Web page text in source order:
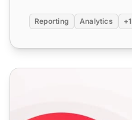
Reporting Analytics +1
Funkcie prehľadu agenta